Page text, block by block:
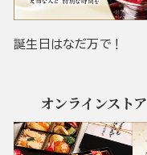
誕生日はなだ万で！
オンラインストア